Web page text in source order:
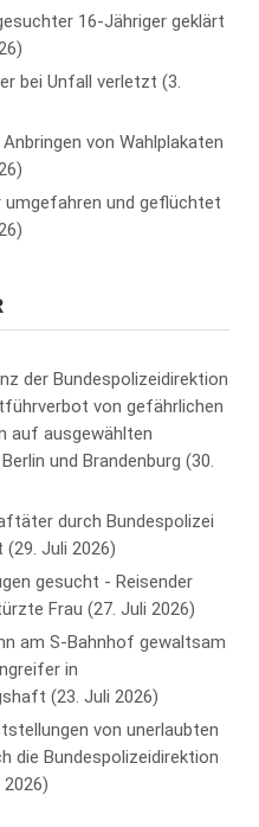
16-Jähriger geklärt
bei Unfall verletzt 3.
von Wahlplakaten
umgefahren und geflüchtet
der Bundespolizeidirektion
von gefährlichen
auf ausgewählten
und Brandenburg 30.
durch Bundespolizei
29. Juli 2026
gesucht - Reisender
Frau 27. Juli 2026
am S-Bahnhof gewaltsam
in
23. Juli 2026
von unerlaubten
die Bundespolizeidirektion
2026